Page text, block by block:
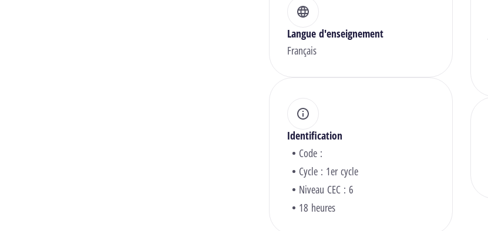
Langue d'enseignement
Français
Identification
Code :
Cycle : 1er cycle
Niveau CEC : 6
18 heures